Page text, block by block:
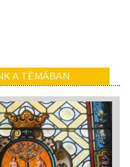
A TÉMÁBAN